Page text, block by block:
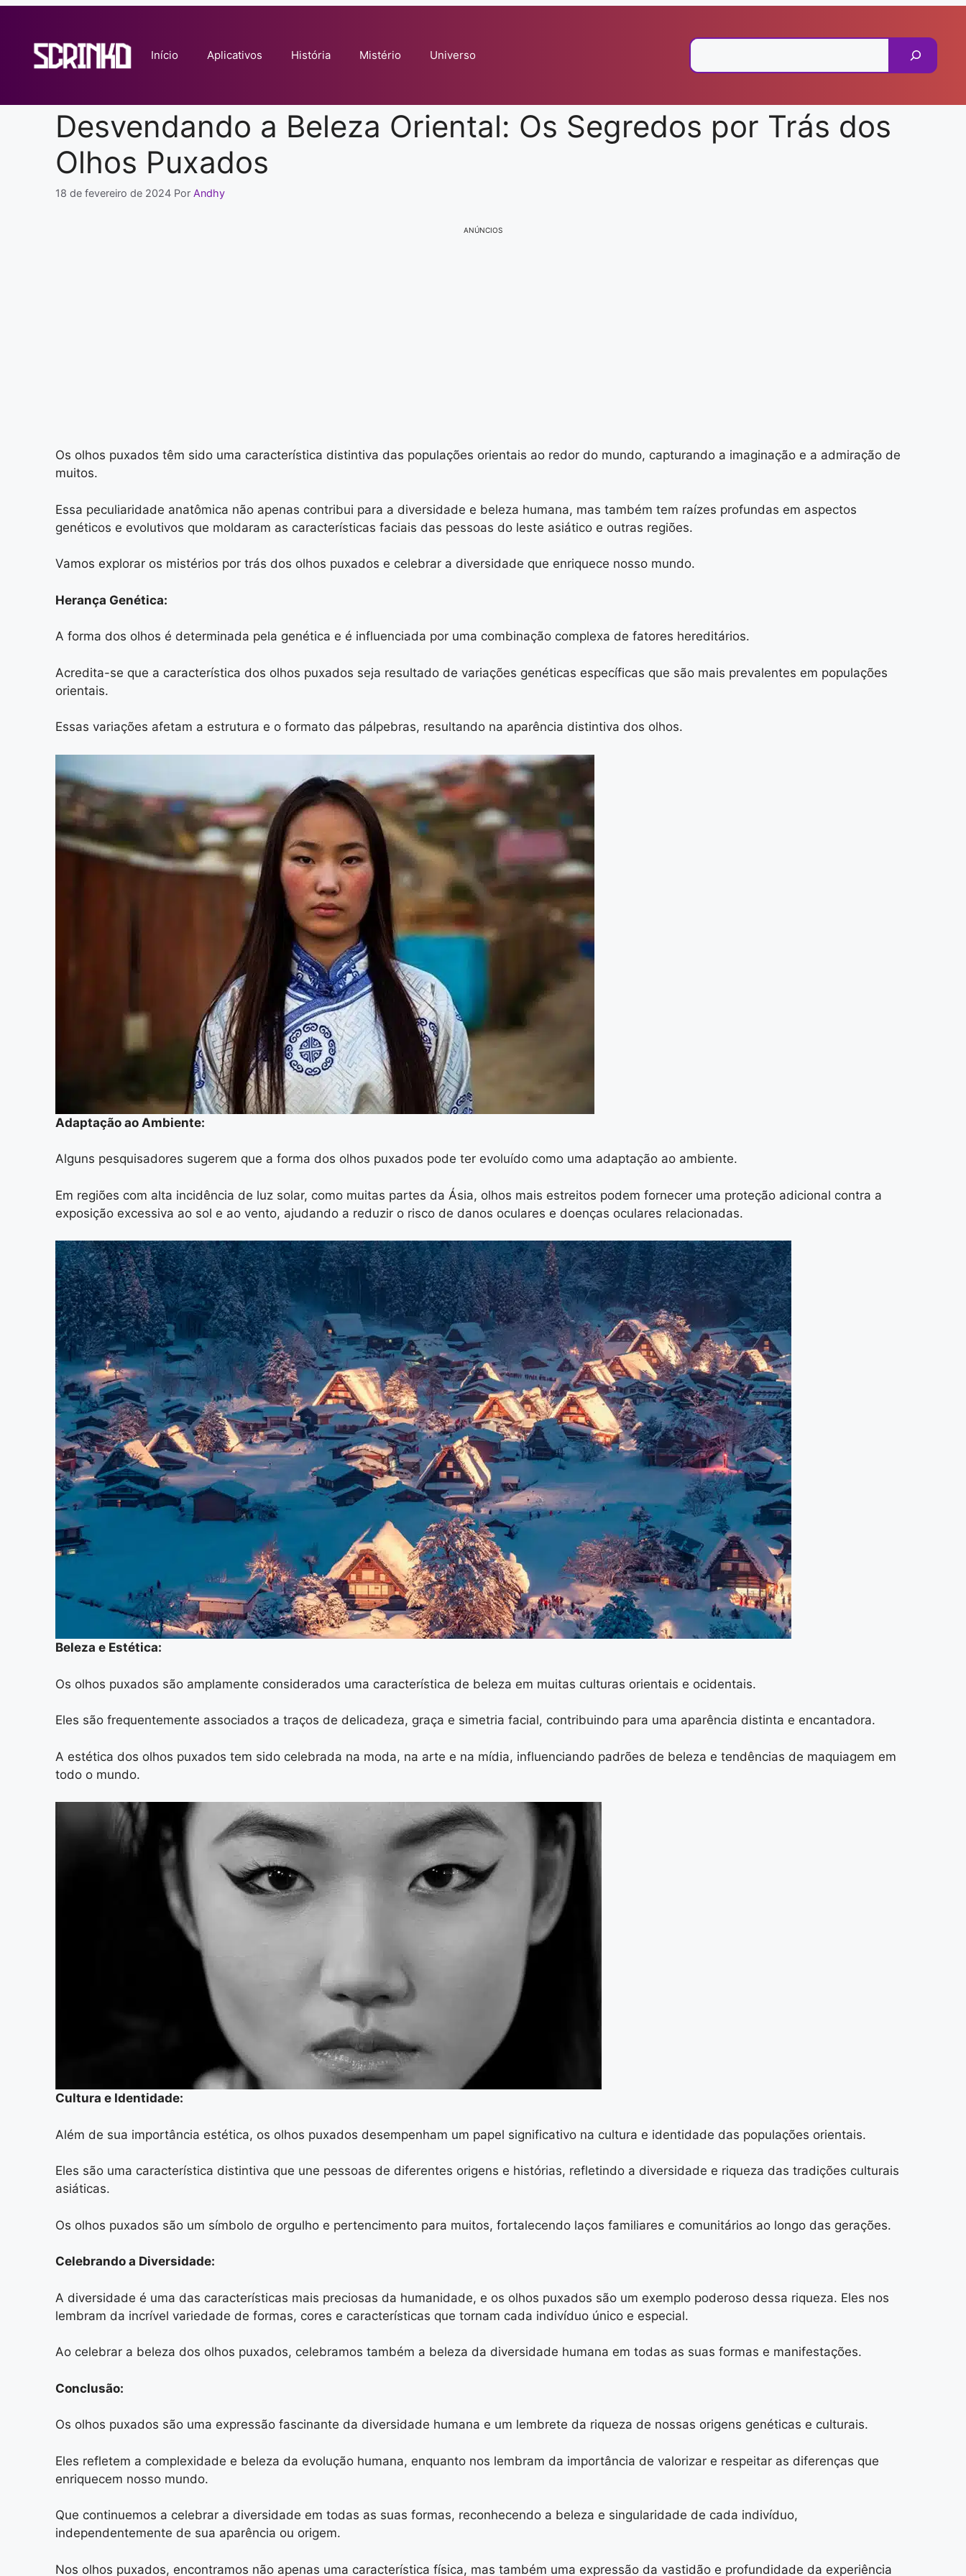
conteúdo
Início Aplicativos História Mistério Universo
Desvendando a Beleza Oriental: Os Segredos por Trás dos
Olhos Puxados
18 de fevereiro de 2024 Por Andhy
ANÚNCIOS
Os olhos puxados têm sido uma característica distintiva das populações orientais ao redor do mundo, capturando a imaginação e a admiração de
muitos.
Essa peculiaridade anatômica não apenas contribui para a diversidade e beleza humana, mas também tem raízes profundas em aspectos
genéticos e evolutivos que moldaram as características faciais das pessoas do leste asiático e outras regiões.
Vamos explorar os mistérios por trás dos olhos puxados e celebrar a diversidade que enriquece nosso mundo.
Herança Genética:
A forma dos olhos é determinada pela genética e é influenciada por uma combinação complexa de fatores hereditários.
Acredita-se que a característica dos olhos puxados seja resultado de variações genéticas específicas que são mais prevalentes em populações
orientais.
Essas variações afetam a estrutura e o formato das pálpebras, resultando na aparência distintiva dos olhos.
Adaptação ao Ambiente:
Alguns pesquisadores sugerem que a forma dos olhos puxados pode ter evoluído como uma adaptação ao ambiente.
Em regiões com alta incidência de luz solar, como muitas partes da Ásia, olhos mais estreitos podem fornecer uma proteção adicional contra a
exposição excessiva ao sol e ao vento, ajudando a reduzir o risco de danos oculares e doenças oculares relacionadas.
Beleza e Estética:
Os olhos puxados são amplamente considerados uma característica de beleza em muitas culturas orientais e ocidentais.
Eles são frequentemente associados a traços de delicadeza, graça e simetria facial, contribuindo para uma aparência distinta e encantadora.
A estética dos olhos puxados tem sido celebrada na moda, na arte e na mídia, influenciando padrões de beleza e tendências de maquiagem em
todo o mundo.
Cultura e Identidade:
Além de sua importância estética, os olhos puxados desempenham um papel significativo na cultura e identidade das populações orientais.
Eles são uma característica distintiva que une pessoas de diferentes origens e histórias, refletindo a diversidade e riqueza das tradições culturais
asiáticas.
Os olhos puxados são um símbolo de orgulho e pertencimento para muitos, fortalecendo laços familiares e comunitários ao longo das gerações.
Celebrando a Diversidade:
A diversidade é uma das características mais preciosas da humanidade, e os olhos puxados são um exemplo poderoso dessa riqueza. Eles nos
lembram da incrível variedade de formas, cores e características que tornam cada indivíduo único e especial.
Ao celebrar a beleza dos olhos puxados, celebramos também a beleza da diversidade humana em todas as suas formas e manifestações.
Conclusão:
Os olhos puxados são uma expressão fascinante da diversidade humana e um lembrete da riqueza de nossas origens genéticas e culturais.
Eles refletem a complexidade e beleza da evolução humana, enquanto nos lembram da importância de valorizar e respeitar as diferenças que
enriquecem nosso mundo.
Que continuemos a celebrar a diversidade em todas as suas formas, reconhecendo a beleza e singularidade de cada indivíduo,
independentemente de sua aparência ou origem.
Nos olhos puxados, encontramos não apenas uma característica física, mas também uma expressão da vastidão e profundidade da experiência